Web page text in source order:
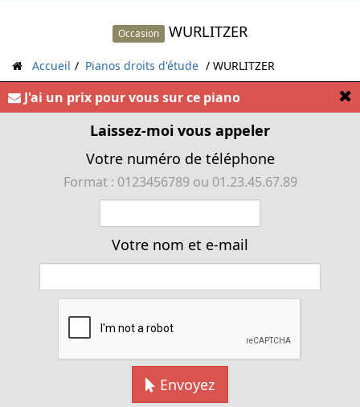
Occasion WURLITZER
Accueil Pianos droits d'étude WURLITZER
« Piano droit console américain WURLITZER »
J'ai un prix pour vous sur ce piano
Laissez-moi vous appeler
Votre numéro de téléphone
Format : 0123456789 ou 01.23.45.67.89
Votre nom et e-mail
Envoyez